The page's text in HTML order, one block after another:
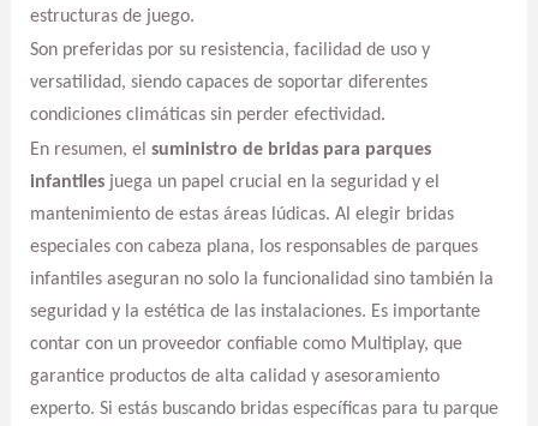
estructuras de juego.
Son preferidas por su resistencia, facilidad de uso y
versatilidad, siendo capaces de soportar diferentes
condiciones climáticas sin perder efectividad.
En resumen, el suministro de bridas para parques
infantilesjuega un papel crucial en la seguridad y el
mantenimiento de estas áreas lúdicas. Al elegir bridas
especiales con cabeza plana, los responsables de parques
infantiles aseguran no solo la funcionalidad sino también la
seguridad y la estética de las instalaciones. Es importante
contar con un proveedor confiable como Multiplay, que
garantice productos de alta calidad y asesoramiento
experto. Si estás buscando bridas específicas para tu parque